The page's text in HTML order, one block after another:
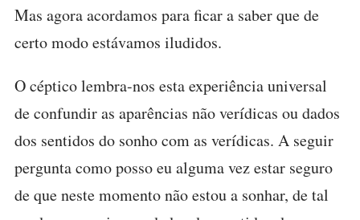
Mas agora acordamos para ficar a saber que de
certo modo estávamos iludidos.
O céptico lembra-nos esta experiência universal
de confundir as aparências não verídicas ou dados
dos sentidos do sonho com as verídicas. A seguir
pergunta como posso eu alguma vez estar seguro
de que neste momento não estou a sonhar, de tal